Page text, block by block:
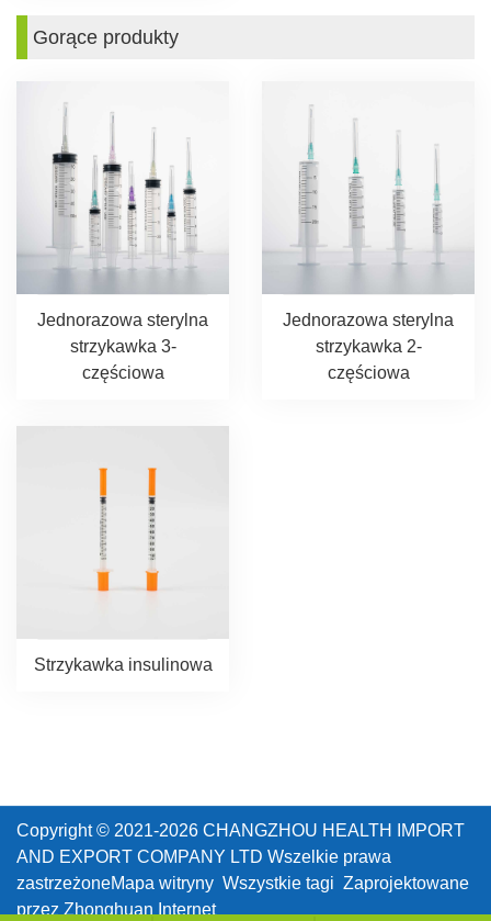
Gorące produkty
Jednorazowa sterylna
strzykawka 3-
częściowa
Jednorazowa sterylna
strzykawka 2-
częściowa
Strzykawka insulinowa
Copyright © 2021-2026 CHANGZHOU HEALTH IMPORT
AND EXPORT COMPANY LTD Wszelkie prawa
zastrzeżoneMapa witryny Wszystkie tagi Zaprojektowane
przez Zhonghuan Internet